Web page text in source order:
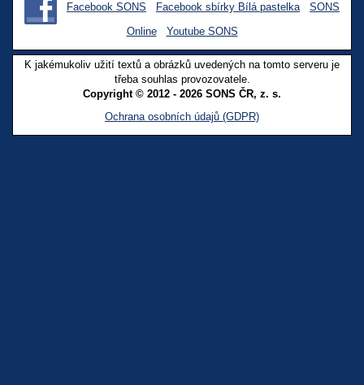
Facebook SONS Facebook sbírky Bílá pastelka
SONS
Online
Youtube SONS
K jakémukoliv užití textů a obrázků uvedených na tomto serveru je
třeba souhlas provozovatele.
Copyright © 2012 - 2026 SONS ČR, z. s.
Ochrana osobních údajů (GDPR)